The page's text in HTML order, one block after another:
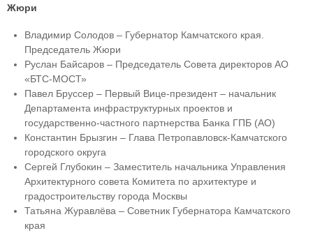
Жюри
Владимир Солодов – Губернатор Камчатского края.
Председатель Жюри
Руслан Байсаров – Председатель Совета директоров АО
«БТС-МОСТ»
Павел Бруссер – Первый Вице-президент – начальник
Департамента инфраструктурных проектов и
государственно-частного партнерства Банка ГПБ (АО)
Константин Брызгин – Глава Петропавловск-Камчатского
городского округа
Сергей Глубокин – Заместитель начальника Управления
Архитектурного совета Комитета по архитектуре и
градостроительству города Москвы
Татьяна Журавлёва – Советник Губернатора Камчатского
края